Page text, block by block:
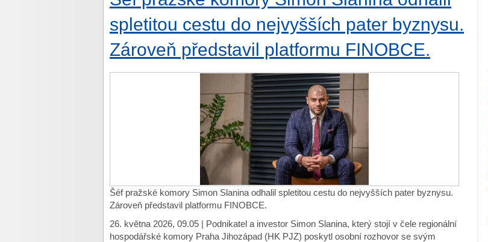
spletitou cestu do nejvyšších pater byznysu.
Zároveň představil platformu FINOBCE.
Šéf pražské komory Simon Slanina odhalil spletitou cestu do nejvyšších pater byznysu.
Zároveň představil platformu FINOBCE.
26. května 2026, 09.05 | Podnikatel a investor Simon Slanina, který stojí v čele regionální
hospodářské komory Praha Jihozápad (HK PJZ) poskytl osobní rozhovor se svým